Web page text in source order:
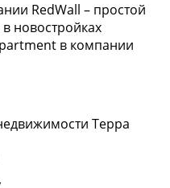
RedWall – простой
новостройках
в компании
Терра